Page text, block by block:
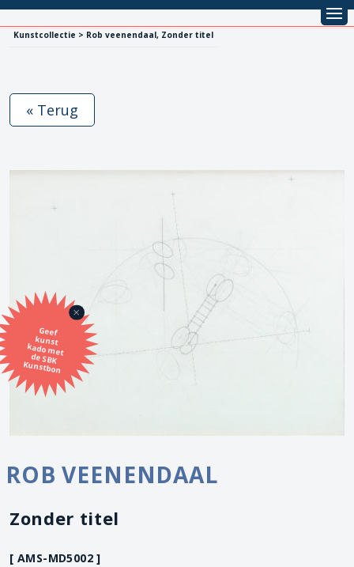
Kunstcollectie > Rob veenendaal, Zonder titel
Geef
kunst
kado met
de SBK
Kunstbon
« Terug
ROB VEENENDAAL
Zonder titel
[ AMS-MD5002 ]